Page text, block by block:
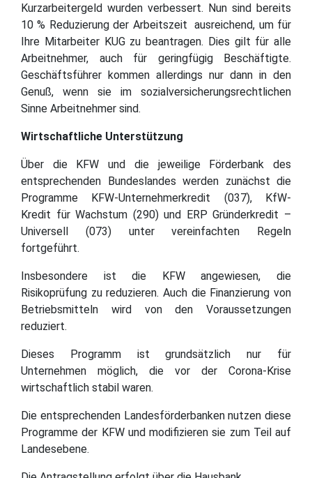
Kurzarbeitergeld wurden verbessert. Nun sind bereits
10 % Reduzierung der Arbeitszeit ausreichend, um für
Ihre Mitarbeiter KUG zu beantragen. Dies gilt für alle
Arbeitnehmer, auch für geringfügig Beschäftigte.
Geschäftsführer kommen allerdings nur dann in den
Genuß, wenn sie im sozialversicherungsrechtlichen
Sinne Arbeitnehmer sind.
Wirtschaftliche Unterstützung
Über die KFW und die jeweilige Förderbank des
entsprechenden Bundeslandes werden zunächst die
Programme KFW-Unternehmerkredit (037), KfW-
Kredit für Wachstum (290) und ERP Gründerkredit –
Universell (073) unter vereinfachten Regeln
fortgeführt.
Insbesondere ist die KFW angewiesen, die
Risikoprüfung zu reduzieren. Auch die Finanzierung von
Betriebsmitteln wird von den Voraussetzungen
reduziert.
Dieses Programm ist grundsätzlich nur für
Unternehmen möglich, die vor der Corona-Krise
wirtschaftlich stabil waren.
Die entsprechenden Landesförderbanken nutzen diese
Programme der KFW und modifizieren sie zum Teil auf
Landesebene.